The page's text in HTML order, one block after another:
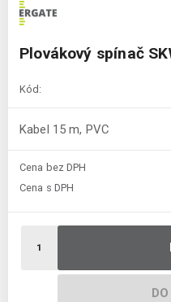
Plovákový spínač
Kód:
Kabel 15 m, PVC
Cena bez DPH
Cena s DPH